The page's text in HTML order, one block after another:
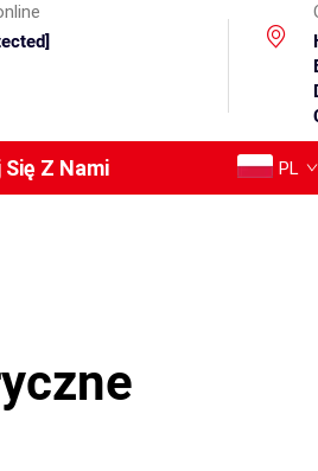
Z Nami PL